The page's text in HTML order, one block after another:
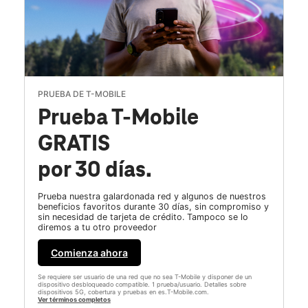
PRUEBA DE T-MOBILE
Prueba T-Mobile
GRATIS
por 30 días.
Prueba nuestra galardonada red y algunos de nuestros
beneficios favoritos durante 30 días, sin compromiso y
sin necesidad de tarjeta de crédito. Tampoco se lo
diremos a tu otro proveedor
Comienza ahora
Se requiere ser usuario de una red que no sea T-Mobile y disponer de un
dispositivo desbloqueado compatible. 1 prueba/usuario. Detalles sobre
dispositivos 5G, cobertura y pruebas en es.T-Mobile.com.
Ver términos completos